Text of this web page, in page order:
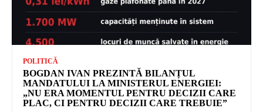
POLITICĂ
BOGDAN IVAN PREZINTĂ BILANȚUL
MANDATULUI LA MINISTERUL ENERGIEI:
„NU ERA MOMENTUL PENTRU DECIZII CARE
PLAC, CI PENTRU DECIZII CARE TREBUIE”